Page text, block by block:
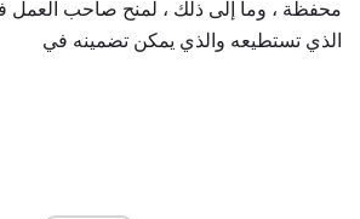
محفظة ، وما إلى ذلك ، لمنح صاحب العمل
الذي تستطيعه والذي يمكن تضمينه في